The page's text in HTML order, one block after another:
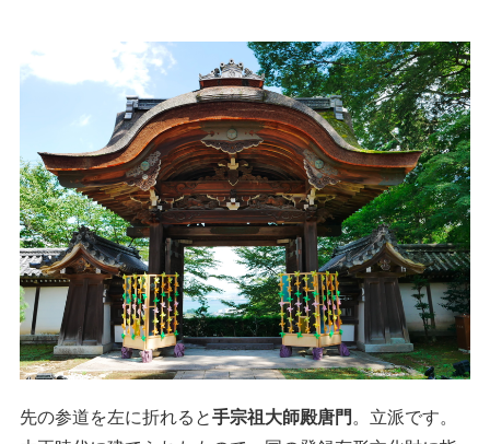
先の参道を左に折れると手宗祖大師殿唐門。立派です。